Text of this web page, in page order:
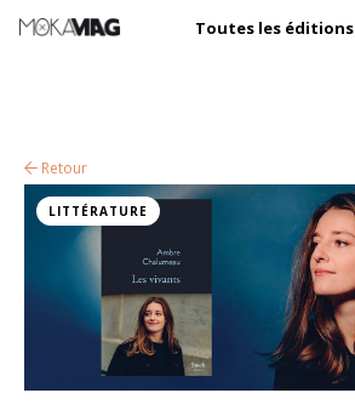
Toutes les éditions
Retour
LITTÉRATURE